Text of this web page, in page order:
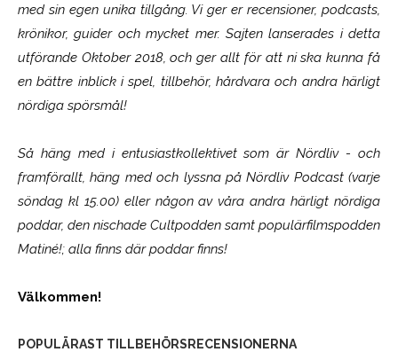
med sin egen unika tillgång. Vi ger er recensioner, podcasts,
krönikor, guider och mycket mer. Sajten lanserades i detta
utförande Oktober 2018, och ger allt för att ni ska kunna få
en bättre inblick i spel, tillbehör, hårdvara och andra härligt
nördiga spörsmål!
Så häng med i entusiastkollektivet som ärNördliv- och
framförallt, häng med och lyssna på Nördliv Podcast (varje
söndag kl 15.00) eller någon av våra andra härligt nördiga
poddar, den nischade Cultpodden samt populärfilmspodden
Matiné!; alla finns där poddar finns!
Välkommen!
POPULÄRAST TILLBEHÖRSRECENSIONERNA